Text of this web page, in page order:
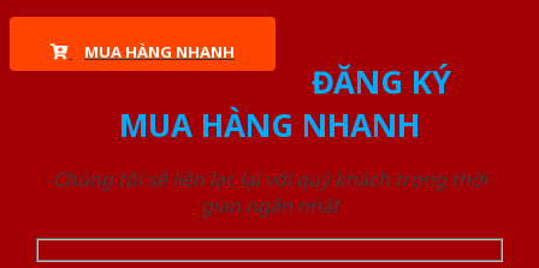
MUA HÀNG NHANH
ĐĂNG KÝ
MUA HÀNG NHANH
Chúng tôi sẽ liên lạc lại với quý khách trong thời
gian ngắn nhất